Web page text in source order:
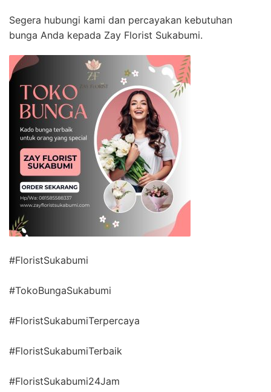
Segera hubungi kami dan percayakan kebutuhan
bunga Anda kepada Zay Florist Sukabumi.
#FloristSukabumi
#TokoBungaSukabumi
#FloristSukabumiTerpercaya
#FloristSukabumiTerbaik
#FloristSukabumi24Jam